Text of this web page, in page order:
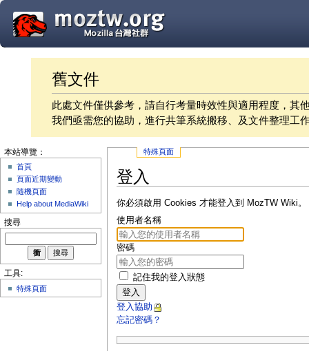
舊文件
此處文件僅供參考，請自行考量時效性與適用程度，其
我們亟需您的協助，進行共筆系統搬移、及文件整理工
特殊頁面
登入
你必須啟用 Cookies 才能登入到 MozTW Wiki。
使用者名稱
密碼
記住我的登入狀態
登入
登入協助
忘記密碼？
本站導覽：
首頁
頁面近期變動
隨機頁面
Help about MediaWiki
搜尋
工具:
特殊頁面